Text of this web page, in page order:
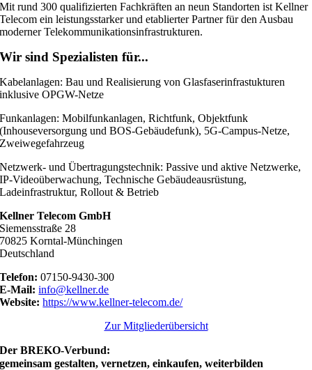
Mit rund 300 qualifizierten Fachkräften an neun Standorten ist Kellner
Telecom ein leistungsstarker und etablierter Partner für den Ausbau
moderner Telekommunikationsinfrastrukturen.
Wir sind Spezialisten für...
Kabelanlagen: Bau und Realisierung von Glasfaserinfrastukturen
inklusive OPGW-Netze
Funkanlagen: Mobilfunkanlagen, Richtfunk, Objektfunk
(Inhouseversorgung und BOS-Gebäudefunk), 5G-Campus-Netze,
Zweiwegefahrzeug
Netzwerk- und Übertragungstechnik: Passive und aktive Netzwerke,
IP-Videoüberwachung, Technische Gebäudeausrüstung,
Ladeinfrastruktur, Rollout & Betrieb
Kellner Telecom GmbH
Siemensstraße 28
70825 Korntal-Münchingen
Deutschland
Telefon: 07150-9430-300
E-Mail: info@kellner.de
Website: https://www.kellner-telecom.de/
Zur Mitgliederübersicht
Der BREKO-Verbund:
gemeinsam gestalten, vernetzen, einkaufen, weiterbilden